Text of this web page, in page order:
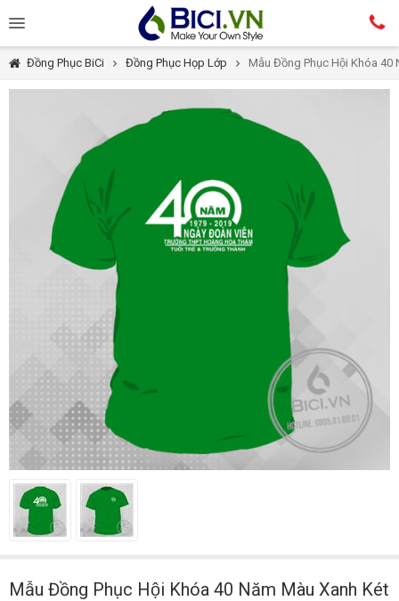
Đồng Phục BiCi Đồng Phục Họp Lớp Mẫu Đồng Phục Hội Khóa 40
Mẫu Đồng Phục Hội Khóa 40 Năm Màu Xanh Két